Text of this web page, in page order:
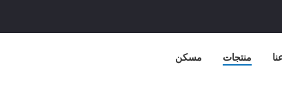
مسكن منتجات